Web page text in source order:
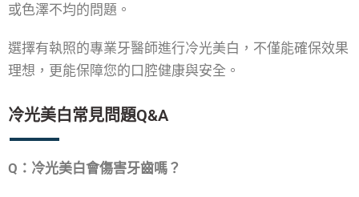
或色澤不均的問題。
選擇有執照的專業牙醫師進行冷光美白，不僅能確保效果
理想，更能保障您的口腔健康與安全。
冷光美白常見問題Q&A
Q：冷光美白會傷害牙齒嗎？